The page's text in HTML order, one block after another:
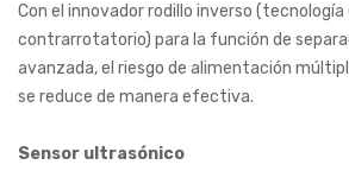
Con el innovador rodillo inverso (tecnología
contrarrotatorio) para la función de
avanzada, el riesgo de alimentación
se reduce de manera efectiva.
Sensor ultrasónico